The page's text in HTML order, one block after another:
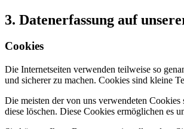
3. Datenerfassung auf
Cookies
Die Internetseiten verwenden teilweise so
und sicherer zu machen. Cookies sind kleine
Die meisten der von uns verwendeten
diese löschen. Diese Cookies ermöglichen es